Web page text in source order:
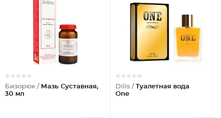
Бизорюк / Мазь Суставная,
30 мл
Dilis / Туалетная вода
One